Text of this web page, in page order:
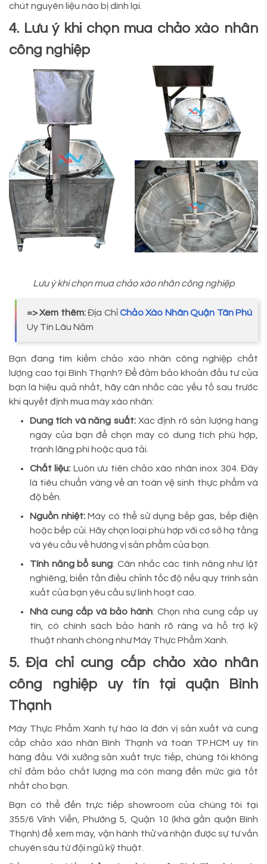
chút nguyên liệu nào bị dính lại.
4. Lưu ý khi chọn mua chảo xào nhân
công nghiệp
Lưu ý khi chọn mua chảo xào nhân công nghiệp
=> Xem thêm: Địa ChỉChảo Xào Nhân Quận Tân Phú
Uy Tín Lâu Năm
Bạn đang tìm kiếm chảo xào nhân công nghiệp chất
lượng cao tại Bình Thạnh? Để đảm bảo khoản đầu tư của
bạn là hiệu quả nhất, hãy cân nhắc các yếu tố sau trước
khi quyết định mua máy xào nhân:
Dung tích và năng suất:Xác định rõ sản lượng hàng
ngày của bạn để chọn máy có dung tích phù hợp,
tránh lãng phí hoặc quá tải.
Chất liệu: Luôn ưu tiên chảo xào nhân inox 304. Đây
là tiêu chuẩn vàng về an toàn vệ sinh thực phẩm và
độ bền.
Nguồn nhiệt: Máy có thể sử dụng bếp gas, bếp điện
hoặc bếp củi. Hãy chọn loại phù hợp với cơ sở hạ tầng
và yêu cầu về hương vị sản phẩm của bạn.
Tính năng bổ sung: Cân nhắc các tính năng như lật
nghiêng, biến tần điều chỉnh tốc độ nếu quy trình sản
xuất của bạn yêu cầu sự linh hoạt cao.
Nhà cung cấp và bảo hành: Chọn nhà cung cấp uy
tín, có chính sách bảo hành rõ ràng và hỗ trợ kỹ
thuật nhanh chóng như Máy Thực Phẩm Xanh.
5. Địa chỉ cung cấp chảo xào nhân
công nghiệp uy tín tại quận Bình
Thạnh
Máy Thực Phẩm Xanh tự hào là đơn vị sản xuất và cung
cấp chảo xào nhân Bình Thạnh và toàn TP.HCM uy tín
hàng đầu. Với xưởng sản xuất trực tiếp, chúng tôi không
chỉ đảm bảo chất lượng mà còn mang đến mức giá tốt
nhất cho bạn.
Bạn có thể đến trực tiếp showroom của chúng tôi tại
355/6 Vĩnh Viễn, Phường 5, Quận 10 (khá gần quận Bình
Thạnh) để xem máy, vận hành thử và nhận được sự tư vấn
chuyên sâu từ đội ngũ kỹ thuật.